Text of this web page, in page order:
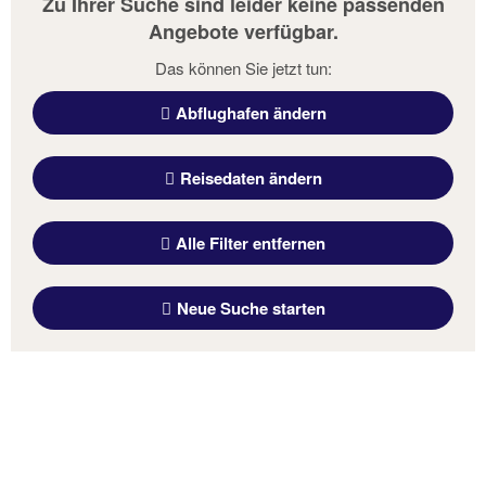
Angebote verfügbar.
Das können Sie jetzt tun:
Abflughafen ändern
Reisedaten ändern
Alle Filter entfernen
Neue Suche starten